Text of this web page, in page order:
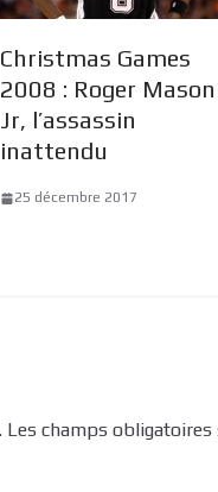
Christmas Games
2008 : Roger Mason
Jr, l’assassin
inattendu
25 décembre 2017
Les champs